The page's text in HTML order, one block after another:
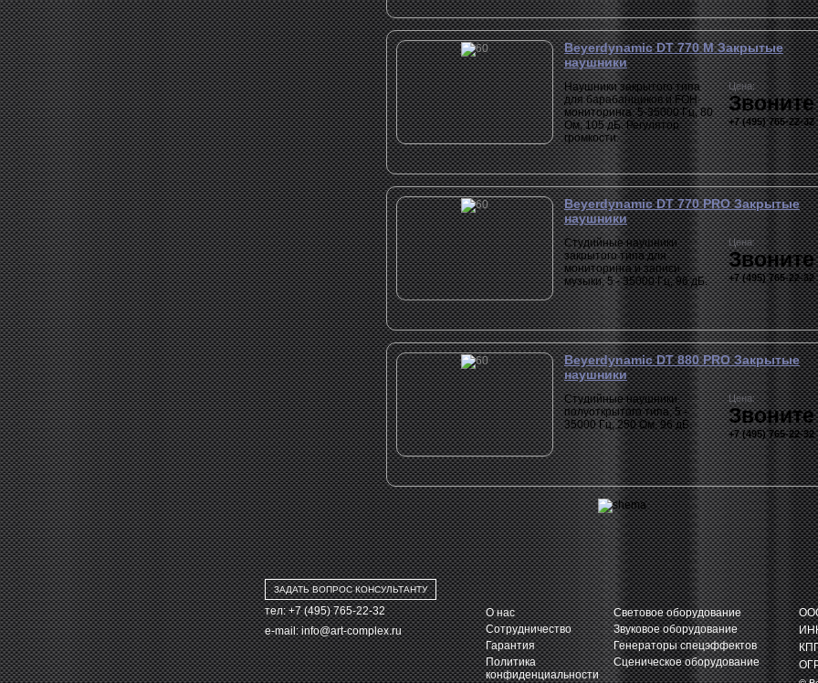
Beyerdynamic DT 770 M Закрытые
наушники
Наушники закрытого типа
для барабанщиков и FOH-
мониторинга. 5-35000 Гц, 80
Ом, 105 дБ. Регулятор
громкости.
Цена:
Звоните
+7 (495) 765-22-32
Beyerdynamic DT 770 PRO Закрытые
наушники
Cтудийные наушники
закрытого типа для
мониторинга и записи
музыки, 5 - 35000 Гц, 96 дБ.
Цена:
Звоните
+7 (495) 765-22-32
Beyerdynamic DT 880 PRO Закрытые
наушники
Cтудийные наушники
полуоткрытого типа, 5 -
35000 Гц, 250 Ом, 96 дБ.
Цена:
Звоните
+7 (495) 765-22-32
ЗАДАТЬ ВОПРОС КОНСУЛЬТАНТУ
тел: +7 (495) 765-22-32
e-mail:info@art-complex.ru
О нас
Сотрудничество
Гарантия
Политика
конфиденциальности
Световое оборудование
Звуковое оборудование
Генераторы спецэффектов
Сценическое оборудование